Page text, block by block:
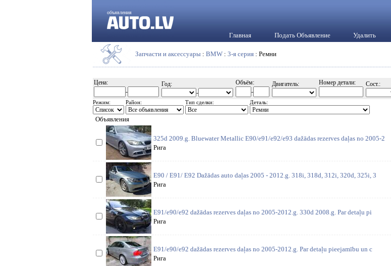
объявления
Главная Подать Объявление Удалить
Запчасти и аксессуары : BMW : 3-я серия : Ремни
Цена:
-
Год:
-
Объём:
-
Двигатель: Номер детали: Сост.:
Режим: Район: Тип сделки: Деталь:
Объявления
325d 2009.g. Bluewater Metallic E90/e91/e92/e93 dažādas rezerves daļas no 2005-2
Рига
E90 / E91/ E92 Dažādas auto daļas 2005 - 2012.g. 318i, 318d, 312i, 320d, 325i, 3
Рига
E91/e90/e92 dažādas rezerves daļas no 2005-2012.g. 330d 2008.g. Par detaļu pi
Рига
E91/e90/e92 dažādas rezerves daļas no 2005-2012.g. Par detaļu pieejamību un c
Рига